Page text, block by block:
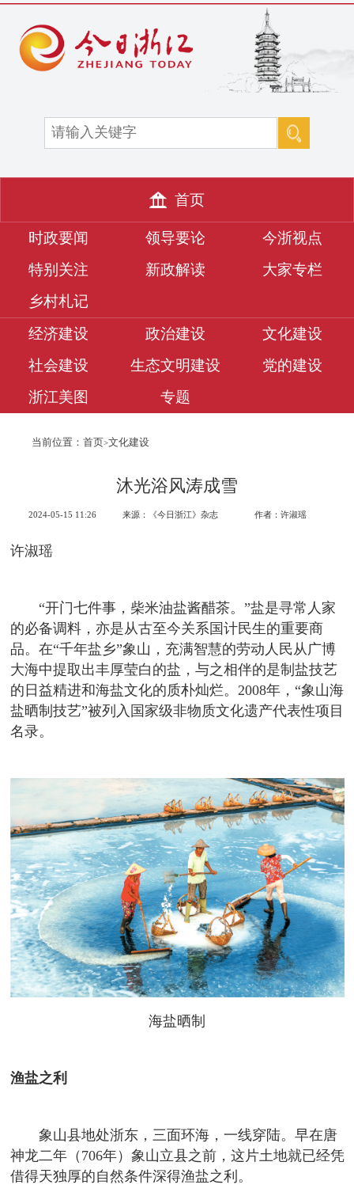
首页
时政要闻 领导要论
今浙视点
特别关注
新政解读
大家专栏
乡村札记
经济建设
政治建设
文化建设
社会建设
生态文明建设
党的建设
浙江美图
专题
当前位置： 首页>文化建设
沐光浴风涛成雪
2024-05-15 11:26 来源：《今日浙江》杂志 作者：许淑瑶
许淑瑶
“开门七件事，柴米油盐酱醋茶。”盐是寻常人家
的必备调料，亦是从古至今关系国计民生的重要商
品。在“千年盐乡”象山，充满智慧的劳动人民从广博
大海中提取出丰厚莹白的盐，与之相伴的是制盐技艺
的日益精进和海盐文化的质朴灿烂。2008年，“象山海
盐晒制技艺”被列入国家级非物质文化遗产代表性项目
名录。
海盐晒制
渔盐之利
象山县地处浙东，三面环海，一线穿陆。早在唐
神龙二年（706年）象山立县之前，这片土地就已经凭
借得天独厚的自然条件深得渔盐之利。